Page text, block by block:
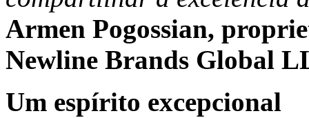
Armen Pogossian,
Newline Brands Global
Um espírito excepcional